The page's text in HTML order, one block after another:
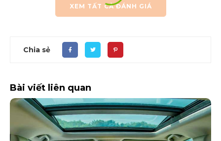
XEM TẤT CẢ ĐÁNH GIÁ
Chia sẻ
Bài viết liên quan